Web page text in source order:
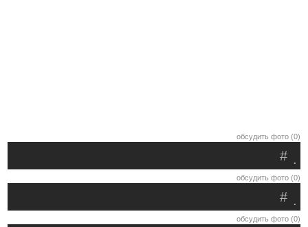
обсудить фото (0)
.
#
обсудить фото (0)
.
#
обсудить фото (0)